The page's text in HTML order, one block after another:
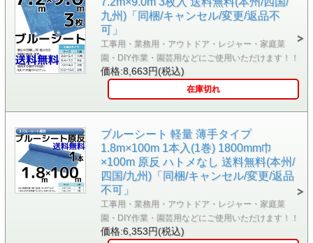
九州)「同梱/キャンセル/変更/返品不
可」
工事用・業務用・アウトドア・レジャー・家庭菜
園・DIY作業・園芸用などにご使用いただけます！！
価格:8,663円(税込)
在庫切れ
ブルーシート 軽量 薄手タイプ
1.8m×100m 1本入(1巻) 1800mm巾
×100m 原反 ハトメなし 送料無料(本州/
四国/九州)「同梱/キャンセル/変更/返品
不可」
工事用・業務用・アウトドア・レジャー・家庭菜
園・DIY作業・園芸用などにご使用いただけます！！
価格:6,353円(税込)